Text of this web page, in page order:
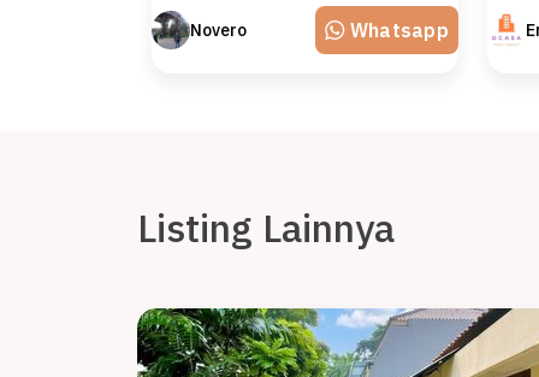
Novero Whatsapp
Listing Lainnya